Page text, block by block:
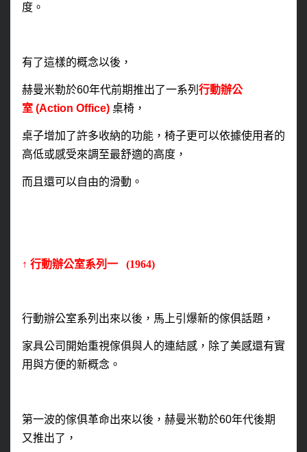
度。
有了這樣的概念以後，
赫曼米勒於60年代前期推出了一系列 行動辦公
室(Action Office) 桌椅，
桌子增加了許多收納的功能，椅子更可以依據使用者的
高低或感受來調至最舒適的高度，
而且還可以自由的滑動。
↑ 行動辦公室系列一 (1964)
行動辦公室系列出來以後，馬上引爆新的傢俱話題，
家具公司開始重視傢俱與人的連結感， 除了美感還有實
用與方便的新概念。
第一波的傢俱革命出來以後，赫曼米勒於60年代後期
又推出了，